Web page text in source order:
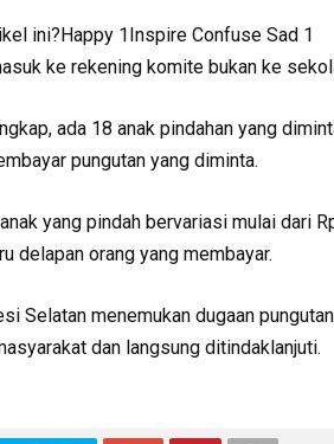
ini?Happy 1Inspire Confuse Sad 1
ke rekening komite bukan ke
ada 18 anak pindahan yang
pungutan yang diminta.
yang pindah bervariasi mulai dari
delapan orang yang membayar.
Selatan menemukan dugaan
dan langsung ditindaklanjuti.